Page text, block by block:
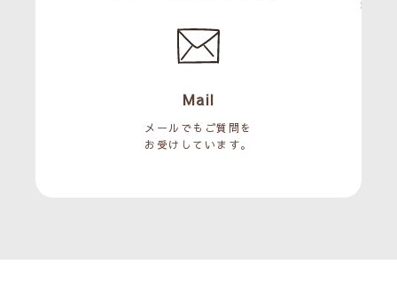
Mail
メールでもご質問を
お受けしています。